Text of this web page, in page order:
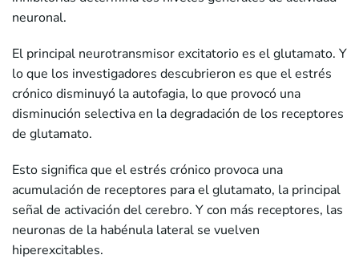
neuronal.
El principal neurotransmisor excitatorio es el glutamato. Y
lo que los investigadores descubrieron es que el estrés
crónico disminuyó la autofagia, lo que provocó una
disminución selectiva en la degradación de los receptores
de glutamato.
Esto significa que el estrés crónico provoca una
acumulación de receptores para el glutamato, la principal
señal de activación del cerebro. Y con más receptores, las
neuronas de la habénula lateral se vuelven
hiperexcitables.